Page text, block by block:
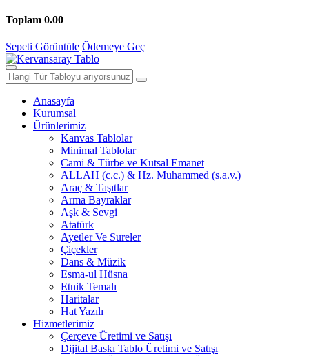
Toplam 0.00
Sepeti Görüntüle Ödemeye Geç
Anasayfa
Kurumsal
Ürünlerimiz
Kanvas Tablolar
Minimal Tablolar
Cami & Türbe ve Kutsal Emanet
ALLAH (c.c.) & Hz. Muhammed (s.a.v.)
Araç & Taşıtlar
Arma Bayraklar
Aşk & Sevgi
Atatürk
Ayetler Ve Sureler
Çiçekler
Dans & Müzik
Esma-ul Hüsna
Etnik Temalı
Haritalar
Hat Yazılı
Hizmetlerimiz
Çerçeve Üretimi ve Satışı
Dijital Baskı Tablo Üretimi ve Satışı